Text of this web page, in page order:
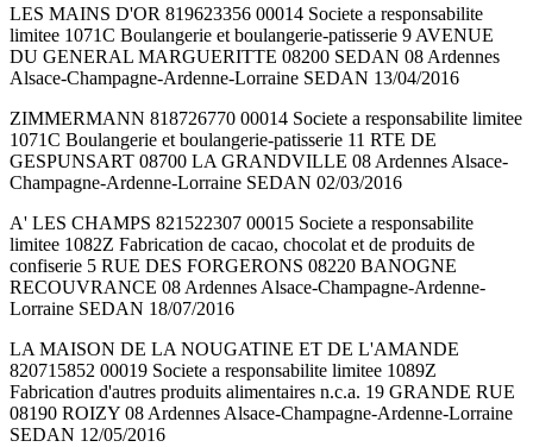
LES MAINS D'OR 819623356 00014 Societe a responsabilite
limitee 1071C Boulangerie et boulangerie-patisserie 9 AVENUE
DU GENERAL MARGUERITTE 08200 SEDAN 08 Ardennes
Alsace-Champagne-Ardenne-Lorraine SEDAN 13/04/2016
ZIMMERMANN 818726770 00014 Societe a responsabilite limitee
1071C Boulangerie et boulangerie-patisserie 11 RTE DE
GESPUNSART 08700 LA GRANDVILLE 08 Ardennes Alsace-
Champagne-Ardenne-Lorraine SEDAN 02/03/2016
A' LES CHAMPS 821522307 00015 Societe a responsabilite
limitee 1082Z Fabrication de cacao, chocolat et de produits de
confiserie 5 RUE DES FORGERONS 08220 BANOGNE
RECOUVRANCE 08 Ardennes Alsace-Champagne-Ardenne-
Lorraine SEDAN 18/07/2016
LA MAISON DE LA NOUGATINE ET DE L'AMANDE
820715852 00019 Societe a responsabilite limitee 1089Z
Fabrication d'autres produits alimentaires n.c.a. 19 GRANDE RUE
08190 ROIZY 08 Ardennes Alsace-Champagne-Ardenne-Lorraine
SEDAN 12/05/2016